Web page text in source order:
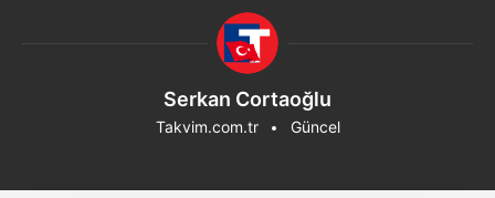
Serkan Cortaoğlu
Takvim.com.tr Güncel